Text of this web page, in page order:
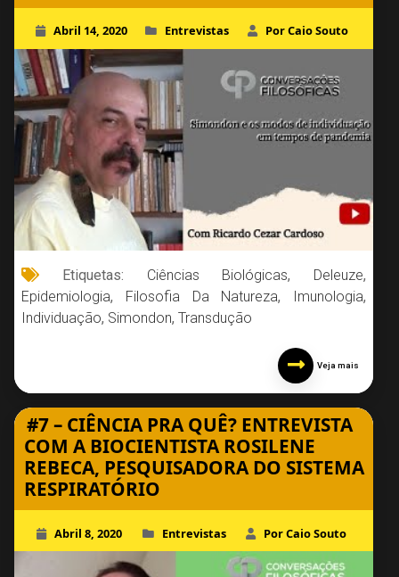
Abril 14, 2020 Entrevistas Por Caio Souto
Etiquetas: Ciências Biológicas, Deleuze,
Epidemiologia, Filosofia Da Natureza, Imunologia,
Individuação, Simondon, Transdução
Veja mais
#7 – CIÊNCIA PRA QUÊ? ENTREVISTA
COM A BIOCIENTISTA ROSILENE
REBECA, PESQUISADORA DO SISTEMA
RESPIRATÓRIO
Abril 8, 2020 Entrevistas Por Caio Souto